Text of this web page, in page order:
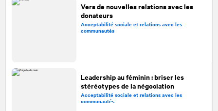
Vers de nouvelles relations avec les
donateurs
Acceptabilité sociale et relations avec les
communautés
Leadership au féminin : briser les
stéréotypes de la négociation
Acceptabilité sociale et relations avec les
communautés